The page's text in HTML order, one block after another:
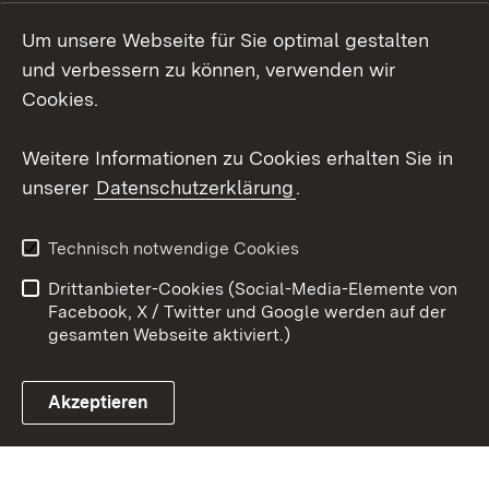
Social Wall
Youtube
Link zum Landesportal
Kontakt
Datenschutz
Barrierefreiheit
Impressum Cookies
Um unsere Webseite für Sie optimal gestalten
und verbessern zu können, verwenden wir
Cookies.
Weitere Informationen zu Cookies erhalten Sie in
unserer Datenschutzerklärung.
Technisch notwendige Cookies
Drittanbieter-Cookies (Social-Media-Elemente von
Facebook, X / Twitter und Google werden auf der
gesamten Webseite aktiviert.)
Akzeptieren